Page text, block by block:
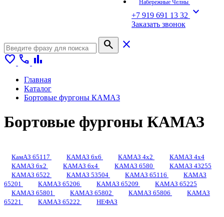
Набережные Челны
+7 919 691 13 32 expand_more
Заказать звонок
search
close
favorite call bar_chart
Главная
Каталог
Бортовые фургоны КАМАЗ
Бортовые фургоны КАМАЗ
КамАЗ 65117 КАМАЗ 6x6 КАМАЗ 4x2
КАМАЗ 4x4
КАМАЗ 6x2
КАМАЗ 6x4 КАМАЗ 6580
КАМАЗ 43255
КАМАЗ 6522
КАМАЗ 53504 КАМАЗ 65116
КАМАЗ
65201
КАМАЗ 65206 КАМАЗ 65209
КАМАЗ 65225
КАМАЗ 65801
КАМАЗ 65802 КАМАЗ 65806
КАМАЗ
65221
КАМАЗ 65222 НЕФАЗ